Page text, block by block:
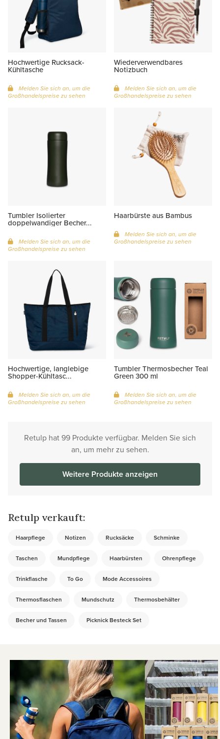
Hochwertige Rucksack-
Kühltasche
Melden Sie sich an, um die
Großhandelspreise zu sehen
Wiederverwendbares
Notizbuch
Melden Sie sich an, um die
Großhandelspreise zu sehen
Tumbler Isolierter
doppelwandiger Becher...
Melden Sie sich an, um die
Großhandelspreise zu sehen
Haarbürste aus Bambus
Melden Sie sich an, um die
Großhandelspreise zu sehen
Hochwertige, langlebige
Shopper-Kühltasc...
Melden Sie sich an, um die
Großhandelspreise zu sehen
Tumbler Thermosbecher Teal
Green 300 ml
Melden Sie sich an, um die
Großhandelspreise zu sehen
Retulp hat 99 Produkte verfügbar. Melden Sie sich
an, um mehr zu sehen.
Weitere Produkte anzeigen
Retulp verkauft:
Haarpflege Notizen Rucksäcke Schminke
Taschen Mundpflege Haarbürsten Ohrenpflege
Trinkflasche To Go Mode Accessoires
Thermosflaschen Mundschutz Thermosbehälter
Becher und Tassen Picknick Besteck Set